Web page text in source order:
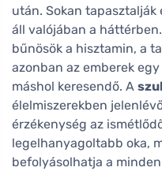
után. Sokan tapasztalják
áll valójában a
bűnösök a hisztamin, a
azonban az emberek
máshol keresendő. A
élelmiszerekben
érzékenység az
legelhanyagoltabb oka,
befolyásolhatja a